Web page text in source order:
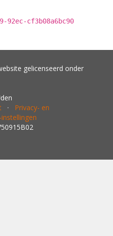
92ec-cf3b08a6bc90
gelicenseerd onder
· Privacy- en